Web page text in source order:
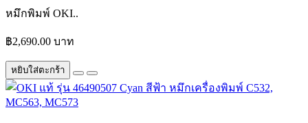
หมึกพิมพ์ OKI..
฿2,690.00 บาท
หยิบใส่ตะกร้า